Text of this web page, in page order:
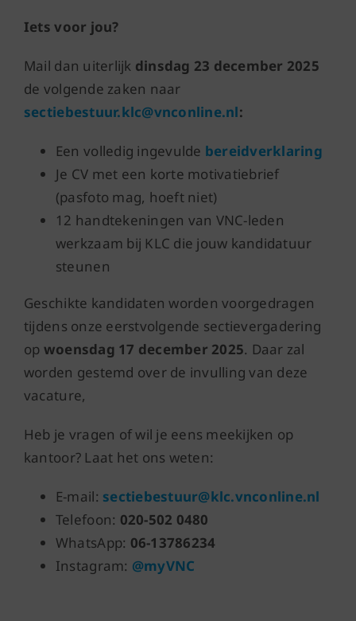
Iets voor jou?
Mail dan uiterlijk dinsdag 23 december 2025
de volgende zaken naar
sectiebestuur.klc@vnconline.nl:
Een volledig ingevulde bereidverklaring
Je CV met een korte motivatiebrief
(pasfoto mag, hoeft niet)
12 handtekeningen van VNC-leden
werkzaam bij KLC die jouw kandidatuur
steunen
Geschikte kandidaten worden voorgedragen
tijdens onze eerstvolgende sectievergadering
op woensdag 17 december 2025. Daar zal
worden gestemd over de invulling van deze
vacature,
Heb je vragen of wil je eens meekijken op
kantoor? Laat het ons weten:
E-mail: sectiebestuur@klc.vnconline.nl
Telefoon: 020-502 0480
WhatsApp: 06-13786234
Instagram: @myVNC